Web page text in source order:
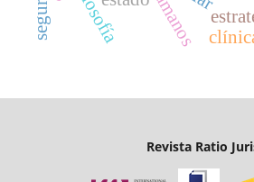
filosofía
Revista Ratio